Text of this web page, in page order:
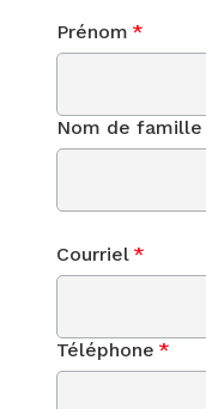
Prénom *
Nom de famille
Courriel *
Téléphone *